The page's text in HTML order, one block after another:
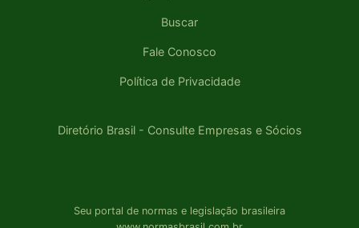
Buscar
Fale Conosco
Política de Privacidade
Diretório Brasil - Consulte Empresas e Sócios
Seu portal de normas e legislação brasileira